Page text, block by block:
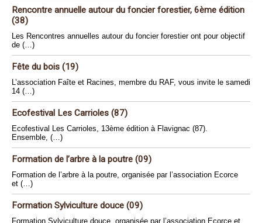
Rencontre annuelle autour du foncier forestier, 6ème édition
(38)
Les Rencontres annuelles autour du foncier forestier ont pour objectif
de (…)
Fête du bois (19)
L’association Faîte et Racines, membre du RAF, vous invite le samedi
14 (…)
Ecofestival Les Carrioles (87)
Ecofestival Les Carrioles, 13ème édition à Flavignac (87).
Ensemble, (…)
Formation de l’arbre à la poutre (09)
Formation de l’arbre à la poutre, organisée par l’association Ecorce
et (…)
Formation Sylviculture douce (09)
Formation Sylviculture douce, organisée par l’association Ecorce et